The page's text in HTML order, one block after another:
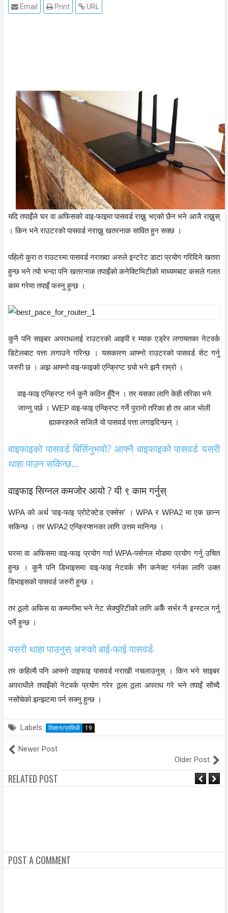
URL
Print
Email
यदि तपाइँले घर वा अफिसको वाइ-फाइमा पासवर्ड राख्नु भएको छैन भने आजै राख्नुस्
। किन भने राउटरको पासवर्ड नराख्नु खतरनाक सावित हुन सक्छ ।
पहिलो कुरा त राउटरमा पासवर्ड नराख्दा अरुले इन्टरेट डाटा प्रयोग गरिदिने खतरा
हुन्छ भने त्यो भन्दा पनि खतरनाक तपाइँको कनेक्टिभिटीको माध्यमबाट कसले गलत
काम गरेमा तपाइँ फस्नु हुन्छ ।
कुनै पनि साइबर अपराधलाई राउटरको आइपी र म्याक एड्रेर लगायतका नेटवर्क
डिटेलबाट पत्ता लगाउने गरिन्छ । यसकारण आफ्नो राउटरको पासवर्ड सेट गर्नु
जरुरी छ । अझ आफ्नो वाइ-फाइको एन्क्रिप्ट गर्‍यो भने झनै राम्रो ।
वाइ-फाइ एन्क्रिप्ट गर्न कुनै कठिन हुँदैन । तर यसका लागि केही तरिका भने
जान्नु पर्छ । WEP वाइ-फाइ एन्क्रिप्ट गर्ने पुरानो तरिका हो तर आज भोली
ह्याकरहरुले सजिलै यो पासवर्ड पत्ता लगाइदिन्छन् ।
वाइफाइको पासवर्ड बिर्सिनुभयो? आफ्नै वाइफाइको पासवर्ड यसरी
थाहा पाउन सकिन्छ…
वाइफाइ सिग्नल कमजोर आयो ? यी ९ काम गर्नुस्
WPA को अर्थ ‘वाइ-फाइ प्रोटेक्टेड एक्सेस’ । WPA र WPA2 मा एक छान्न
सकिन्छ । तर WPA2 एन्क्रिप्शनका लागि उत्तम मानिन्छ ।
घरमा वा अफिसमा वाइ-फाइ प्रयोग गर्दा WPA-पर्सनल मोडमा प्रयोग गर्नु उचित
हुन्छ । कुनै पनि डिभाइसमा वाइ-फाइ नेटवर्क सँग कनेक्ट गर्नका लागि उक्त
डिभाइसको पासवर्ड जरुरी हुन्छ ।
तर ठूलो अफिस वा कम्पनीमा भने नेट सेक्युरिटीको लागि अर्कै सर्भर नै इन्स्टल गर्नु
पर्ने हुन्छ ।
यसरी थाहा पाउनुस् अरुको बाई-फाई पासवर्ड
तर कहिल्यै पनि आफ्नो वाइफाइ पासवर्ड नराखी नचलाउनुस् । किन भने साइबर
अपराधीले तपाइँको नेटवर्क प्रयोग गरेर ठूला ठूला अपराध गरे भने तपाइँ सोंच्दै
नसोंचेको झन्झटमा पर्न सक्नु हुन्छ ।
Labels: विज्ञान/प्रविधी 19
Newer Post
Older Post
RELATED POST
POST A COMMENT